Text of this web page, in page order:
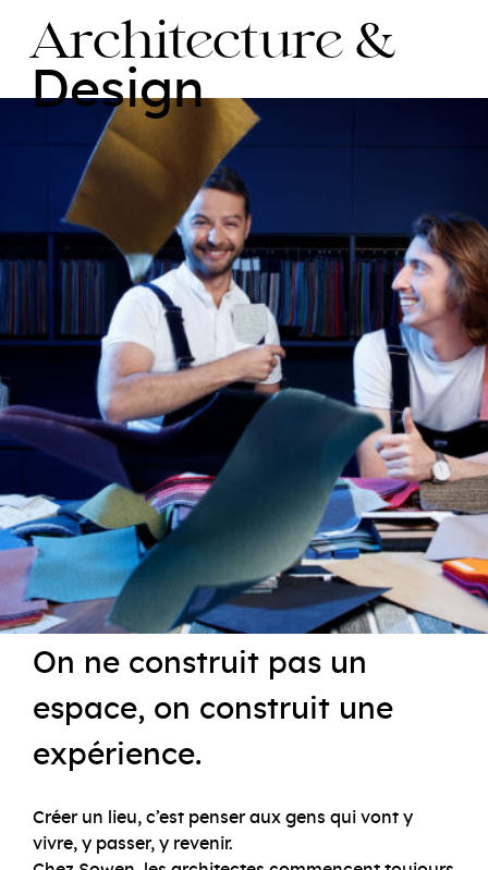
Architecture &
Design
On ne construit pas un
espace, on construit une
expérience.
Créer un lieu, c’est penser aux gens qui vont y
vivre, y passer, y revenir.